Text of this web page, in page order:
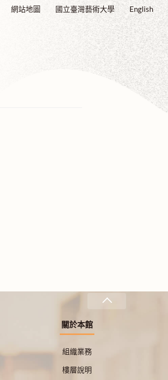
網站地圖 國立臺灣藝術大學 English
關於本館
組織業務
樓層說明